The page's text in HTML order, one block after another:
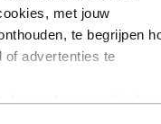
met jouw
te begrijpen
of advertenties te
uit de koffer was het
locatiemanager voor
sinds november 2020
hij: "Werken bij Tonstad